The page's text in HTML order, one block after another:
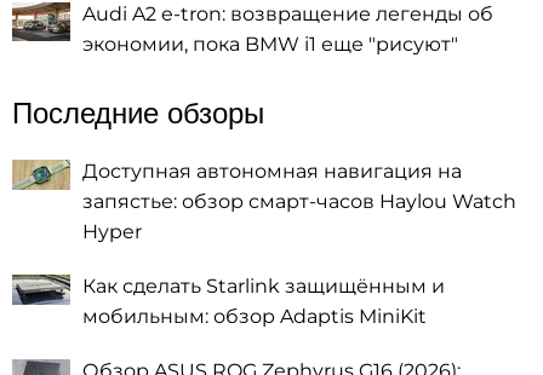
Audi A2 e-tron: возвращение легенды об
экономии, пока BMW i1 еще "рисуют"
Последние обзоры
Доступная автономная навигация на
запястье: обзор смарт-часов Haylou Watch
Hyper
Как сделать Starlink защищённым и
мобильным: обзор Adaptis MiniKit